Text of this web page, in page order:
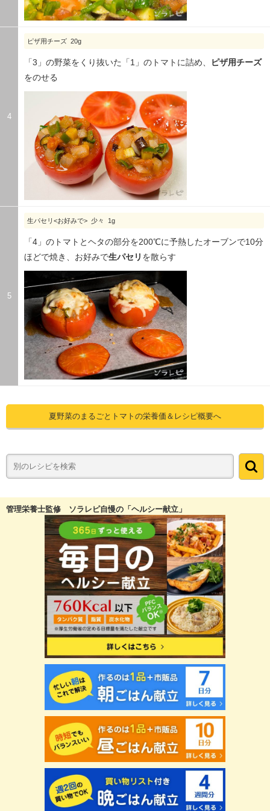
4
ピザ用チーズ 20g
「3」の野菜をくり抜いた「1」のトマトに詰め、
ピザ用チーズ
をのせる
5
生パセリ<お好みで> 少々 1g
「4」のトマトとヘタの部分を200℃に予熱したオーブンで10分
ほどで焼き、お好みで生パセリ を散らす
夏野菜のまるごとトマトの栄養価＆レシピ概要へ
管理栄養士監修 ソラレピ自慢の「ヘルシー献立」